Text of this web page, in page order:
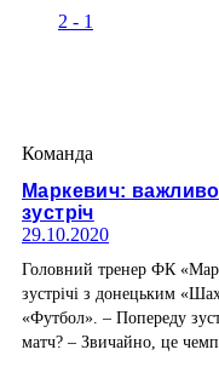
2 - 1
Команда
Маркевич:
зустріч
29.10.2020
Головний тренер ФК
зустрічі з донецьким
«Футбол». – Попереду
матч? – Звичайно, це